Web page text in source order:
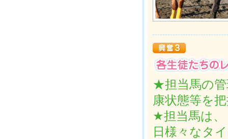
★担当馬の管
康状態等を
★担当馬は、
日様々なタ